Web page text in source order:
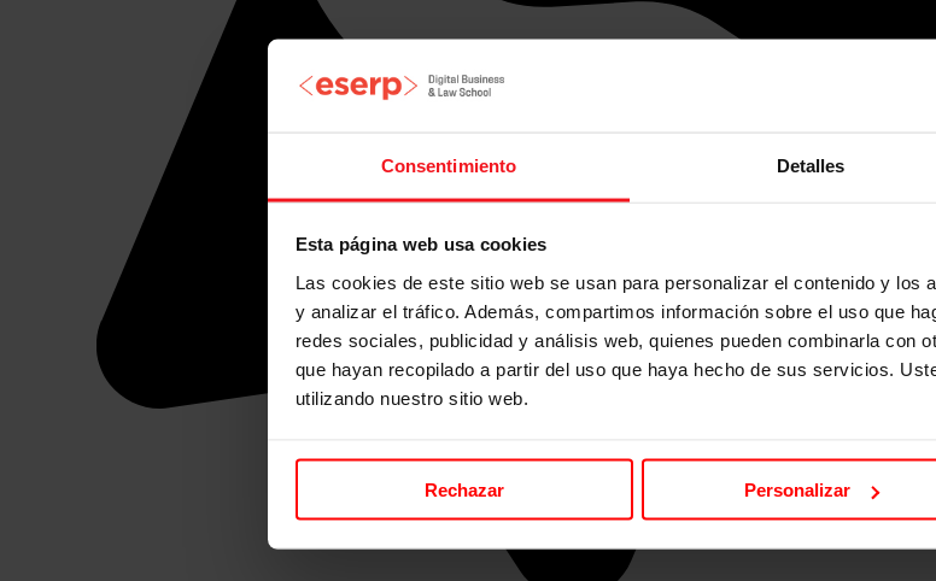
Consentimiento Detalles
Esta página web usa cookies
Las cookies de este sitio web se usan para personalizar el contenido y los
y analizar el tráfico. Además, compartimos información sobre el uso que
redes sociales, publicidad y análisis web, quienes pueden combinarla con
que hayan recopilado a partir del uso que haya hecho de sus servicios.
utilizando nuestro sitio web.
Rechazar Personalizar